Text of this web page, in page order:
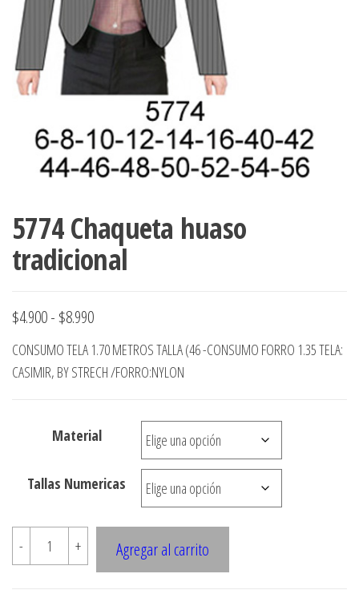
Gerber ,
accumark,
Moldes en
Accumark
Gerber,
Santiago-
Chile.
5774 Chaqueta huaso
tradicional
$4.900- $8.990Rango
de
precios:
hasta
$8.990
CONSUMO TELA 1.70 METROS TALLA (46 -CONSUMO FORRO 1.35 TELA:
CASIMIR, BY STRECH /FORRO:NYLON
Material
Tallas Numericas
-
5774
Chaqueta
+ Agregar al carrito